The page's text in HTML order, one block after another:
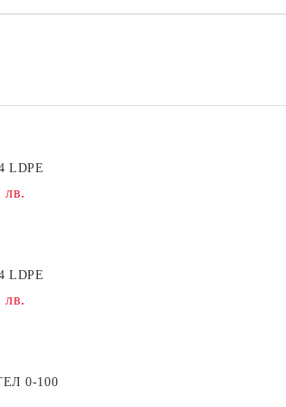
LDPE
лв.
LDPE
лв.
0-100